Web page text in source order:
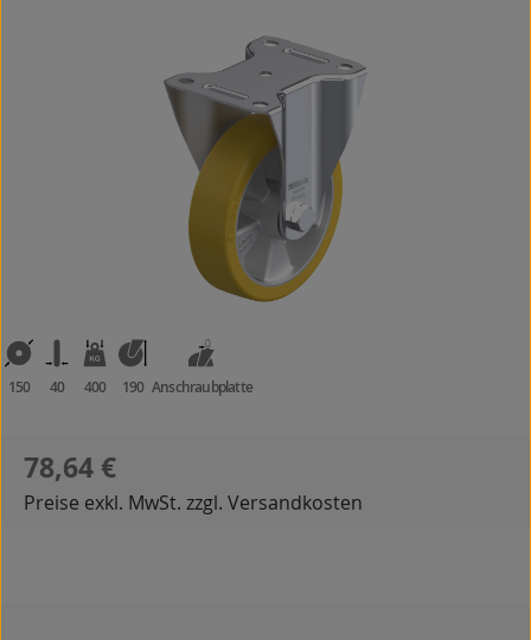
150 40 400 190 Anschraubplatte
Regulärer Preis:
78,64 €
Preise exkl. MwSt. zzgl. Versandkosten